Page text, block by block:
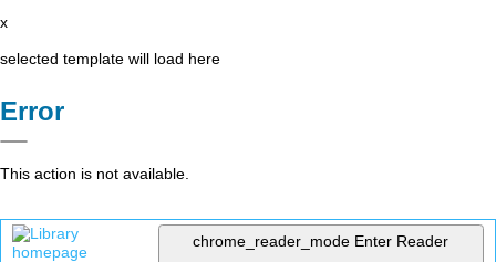
x
selected template will load here
Error
This action is not available.
chrome_reader_mode Enter Reader